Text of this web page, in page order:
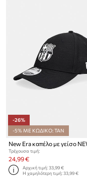
-26%
-5% ΜΕ ΚΩΔΙΚΟ: TAN
Τρέχουσα τιμή:
24,99 €
Αρχική τιμή:33,99 €
Η χαμηλότερη τιμή:33,99 €